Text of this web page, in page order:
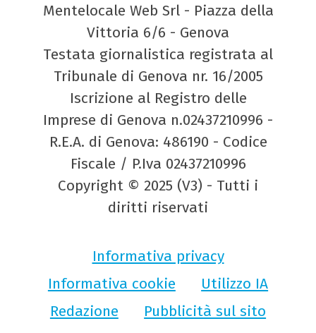
Mentelocale Web Srl - Piazza della
Vittoria 6/6 - Genova
Testata giornalistica registrata al
Tribunale di Genova nr. 16/2005
Iscrizione al Registro delle
Imprese di Genova n.02437210996 -
R.E.A. di Genova: 486190 - Codice
Fiscale / P.Iva 02437210996
Copyright © 2025 (V3) - Tutti i
diritti riservati
Informativa privacy
Informativa cookie
Utilizzo IA
Redazione
Pubblicità sul sito